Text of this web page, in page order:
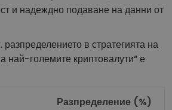
и надеждно подаване на данни от
в стратегията на
най-големите криптовалути“ е
Разпределение (%)